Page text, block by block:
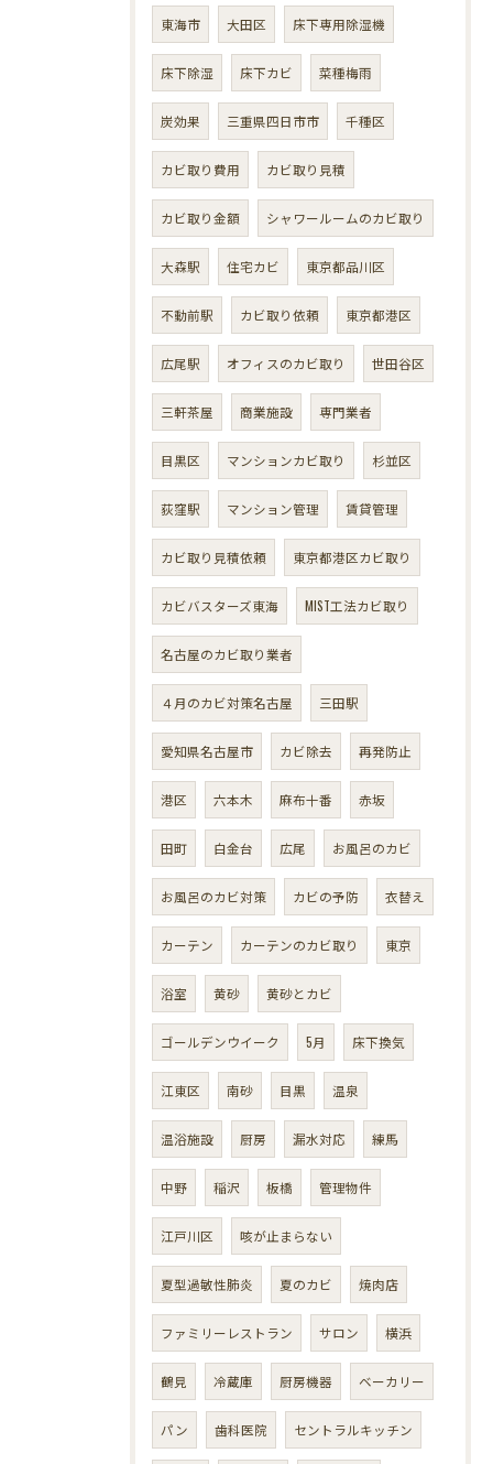
東海市 大田区 床下専用除湿機
床下除湿 床下カビ 菜種梅雨
炭効果 三重県四日市市 千種区
カビ取り費用 カビ取り見積
カビ取り金額 シャワールームのカビ取り
大森駅 住宅カビ 東京都品川区
不動前駅 カビ取り依頼 東京都港区
広尾駅 オフィスのカビ取り 世田谷区
三軒茶屋 商業施設 専門業者
目黒区 マンションカビ取り 杉並区
荻窪駅 マンション管理 賃貸管理
カビ取り見積依頼 東京都港区カビ取り
カビバスターズ東海 MIST工法カビ取り
名古屋のカビ取り業者
４月のカビ対策名古屋 三田駅
愛知県名古屋市 カビ除去 再発防止
港区 六本木 麻布十番 赤坂
田町 白金台 広尾 お風呂のカビ
お風呂のカビ対策 カビの予防 衣替え
カーテン カーテンのカビ取り 東京
浴室 黄砂 黄砂とカビ
ゴールデンウイーク 5月 床下換気
江東区 南砂 目黒 温泉
温浴施設 厨房 漏水対応 練馬
中野 稲沢 板橋 管理物件
江戸川区 咳が止まらない
夏型過敏性肺炎 夏のカビ 焼肉店
ファミリーレストラン サロン 横浜
鶴見 冷蔵庫 厨房機器 ベーカリー
パン 歯科医院 セントラルキッチン